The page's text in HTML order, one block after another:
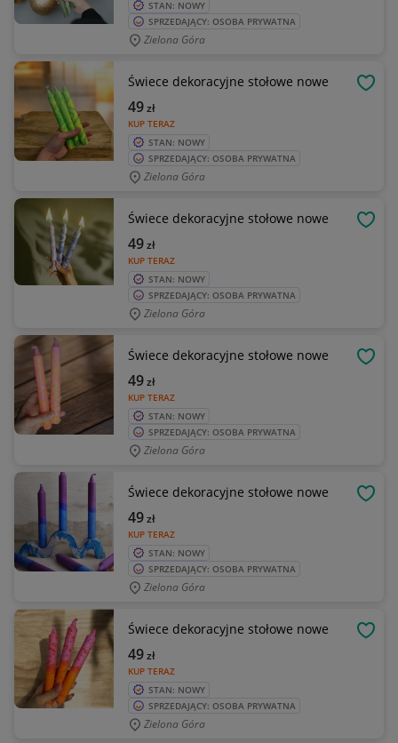
STAN: NOWY
SPRZEDAJĄCY: OSOBA PRYWATNA
Zielona Góra
Świece dekoracyjne stołowe nowe
KUP TERAZ
49zł
STAN: NOWY
SPRZEDAJĄCY: OSOBA PRYWATNA
Zielona Góra
Świece dekoracyjne stołowe nowe
KUP TERAZ
49zł
STAN: NOWY
SPRZEDAJĄCY: OSOBA PRYWATNA
Zielona Góra
Świece dekoracyjne stołowe nowe
KUP TERAZ
49zł
STAN: NOWY
SPRZEDAJĄCY: OSOBA PRYWATNA
Zielona Góra
Świece dekoracyjne stołowe nowe
KUP TERAZ
49zł
STAN: NOWY
SPRZEDAJĄCY: OSOBA PRYWATNA
Zielona Góra
Świece dekoracyjne stołowe nowe
KUP TERAZ
49zł
STAN: NOWY
SPRZEDAJĄCY: OSOBA PRYWATNA
Zielona Góra